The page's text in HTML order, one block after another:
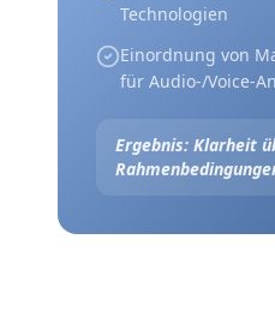
Technologien
Einordnung von
für Audio-/Voice-
Ergebnis: Klarheit